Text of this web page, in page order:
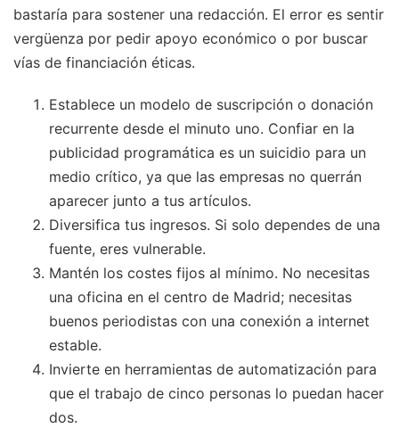
bastaría para sostener una redacción. El error es sentir
vergüenza por pedir apoyo económico o por buscar
vías de financiación éticas.
Establece un modelo de suscripción o donación
recurrente desde el minuto uno. Confiar en la
publicidad programática es un suicidio para un
medio crítico, ya que las empresas no querrán
aparecer junto a tus artículos.
Diversifica tus ingresos. Si solo dependes de una
fuente, eres vulnerable.
Mantén los costes fijos al mínimo. No necesitas
una oficina en el centro de Madrid; necesitas
buenos periodistas con una conexión a internet
estable.
Invierte en herramientas de automatización para
que el trabajo de cinco personas lo puedan hacer
dos.